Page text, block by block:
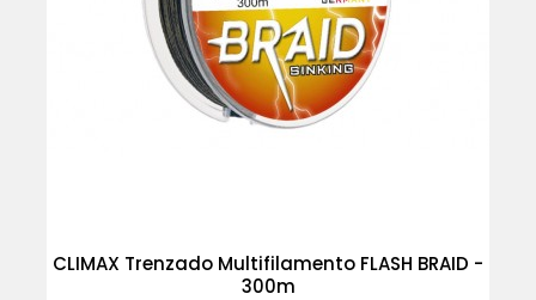
CLIMAX Trenzado Multifilamento FLASH BRAID -
300m